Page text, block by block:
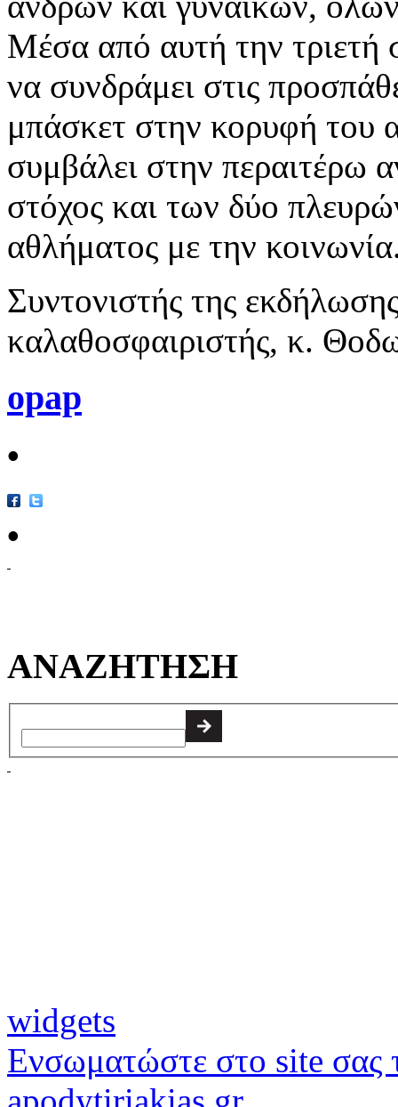
Μέσα από αυτή την
να συνδράμει στις
μπάσκετ στην κορυφή του
συμβάλει στην περαιτέρω
στόχος και των δύο
αθλήματος με την
Συντονιστής της
καλαθοσφαιριστής, κ.
opap
•
•
ΑΝΑΖΗΤΗΣΗ
widgets
Ενσωματώστε στο site σας